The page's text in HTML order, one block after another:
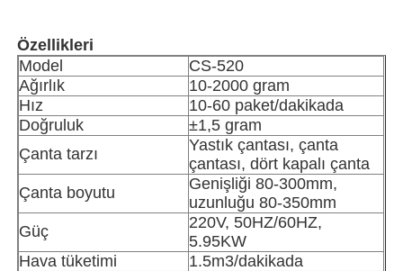
yatay paketleme makinesi
Görsel sayma paketleme makinesi
Çok başlı ağırlıklı paketleme makinesi
Toz Paketleme Makinası
Özellikleri
Model
CS-520
Ağırlık
10-2000 gram
Hız
10-60 paket/dakikada
Doğruluk
±1,5 gram
Çanta tarzı
Yastık çantası, çanta
çantası, dört kapalı çanta
Çanta boyutu
Genişliği 80-300mm,
uzunluğu 80-350mm
Güç
220V, 50HZ/60HZ,
5.95KW
Hava tüketimi
1.5m3/dakikada